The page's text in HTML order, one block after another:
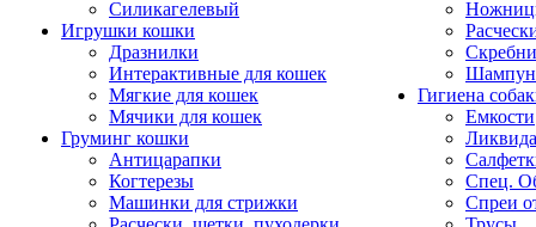
Силикагелевый
Игрушки кошки
Дразнилки
Интерактивные для кошек
Мягкие для кошек
Мячики для кошек
Груминг кошки
Антицарапки
Когтерезы
Машинки для стрижки
Гигиена
Емкости
Спец.
Спреи